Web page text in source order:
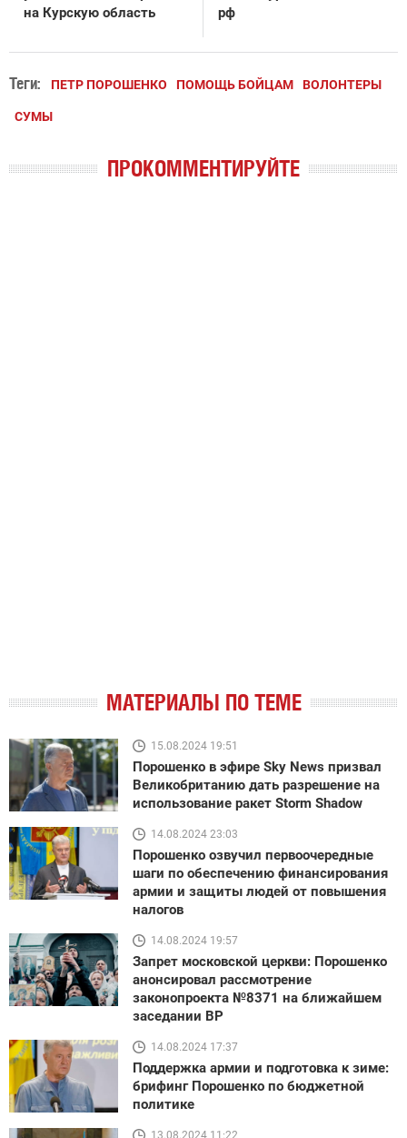
на Курскую область
рф
Теги: ПЕТР ПОРОШЕНКО ПОМОЩЬ БОЙЦАМ ВОЛОНТЕРЫ
СУМЫ
ПРОКОММЕНТИРУЙТЕ
МАТЕРИАЛЫ ПО ТЕМЕ
15.08.2024 19:51
Порошенко в эфире Sky News призвал
Великобританию дать разрешение на
использование ракет Storm Shadow
14.08.2024 23:03
Порошенко озвучил первоочередные
шаги по обеспечению финансирования
армии и защиты людей от повышения
налогов
14.08.2024 19:57
Запрет московской церкви: Порошенко
анонсировал рассмотрение
законопроекта №8371 на ближайшем
заседании ВР
14.08.2024 17:37
Поддержка армии и подготовка к зиме:
брифинг Порошенко по бюджетной
политике
13.08.2024 11:22